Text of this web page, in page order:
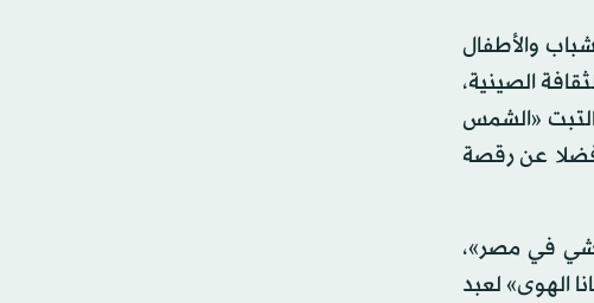
والأطفال
الصينية،
التبت «الشمس
فضلا عن رقصة
في مصر»،
الهوى» لعبد